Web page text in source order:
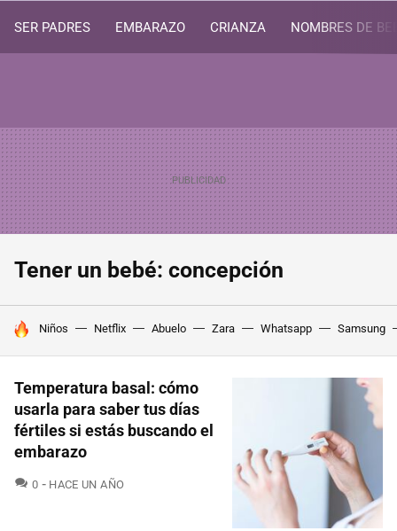
SER PADRES EMBARAZO CRIANZA NOMBRES DE
Tener un bebé: concepción
HOY SE HABLA DE
Niños Netflix Abuelo Zara Whatsapp Samsung
Temperatura basal: cómo
usarla para saber tus días
fértiles si estás buscando el
embarazo
0 COMENTARIOS
HACE UN AÑO